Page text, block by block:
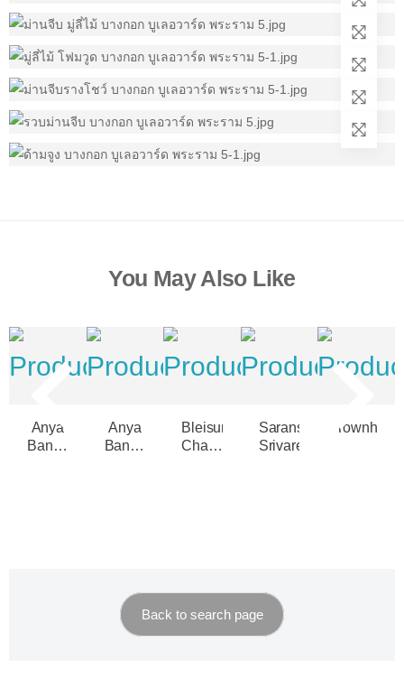
You May Also Like
Anya
Bangna
Anya
Bangna
Bleisure
Charan
Saransiri
Srivaree
Back to search page